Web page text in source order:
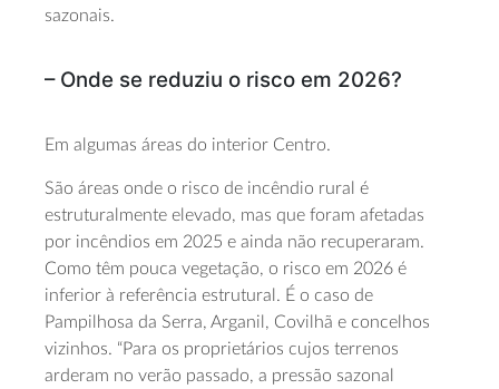
sazonais.
– Onde se reduziu o risco em 2026?
Em algumas áreas do interior Centro.
São áreas onde o risco de incêndio rural é
estruturalmente elevado, mas que foram afetadas
por incêndios em 2025 e ainda não recuperaram.
Como têm pouca vegetação, o risco em 2026 é
inferior à referência estrutural. É o caso de
Pampilhosa da Serra, Arganil, Covilhã e concelhos
vizinhos. “Para os proprietários cujos terrenos
arderam no verão passado, a pressão sazonal